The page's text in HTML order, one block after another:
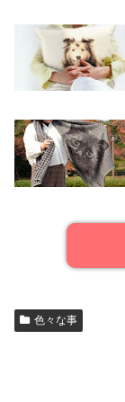
色々な事